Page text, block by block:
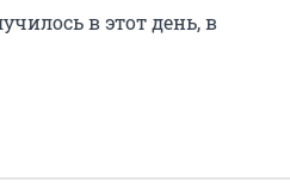
в этот день, в